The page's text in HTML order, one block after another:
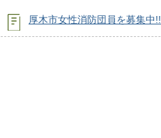
厚木市女性消防団員を募集中!!